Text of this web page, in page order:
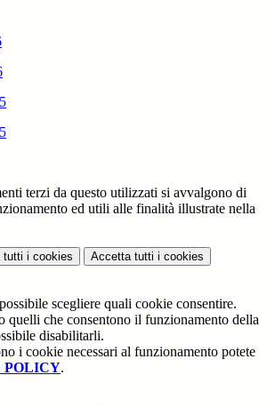
terzi da questo utilizzati si avvalgono di
ed utili alle finalità illustrate nella
tutti i cookies Accetta tutti i cookies
scegliere quali cookie consentire.
quelli che consentono il funzionamento della
disabilitarli.
i cookie necessari al funzionamento potete
POLICY.